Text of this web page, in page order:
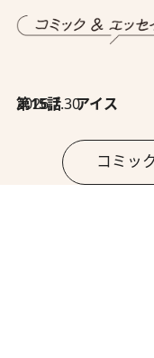
2026.7.30
第15話 アイス
コミッ